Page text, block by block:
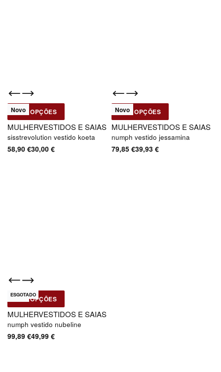
Novo -49% OFF
VER OPÇÕES
Sisstrevolution
MULHERVESTIDOS E SAIAS
sisstrevolution vestido koeta
58,90 €30,00 €
Novo -50% OFF
VER OPÇÕES
Numph
MULHERVESTIDOS E SAIAS
numph vestido jessamina
79,85 €39,93 €
Novo -50% OFF
ESGOTADO
VER OPÇÕES
Numph
MULHERVESTIDOS E SAIAS
numph vestido nubeline
99,89 €49,99 €